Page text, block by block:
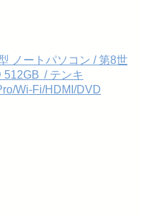
ノートパソコン / 第8世
512GB / テンキ
Wi‑Fi/HDMI/DVD